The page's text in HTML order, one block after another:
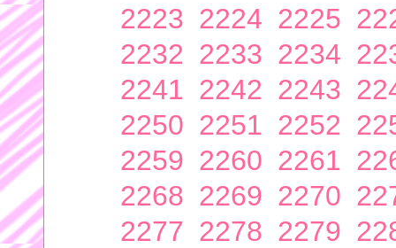
2223 2224 2225
2232 2233 2234
2241 2242 2243
2250 2251 2252
2259 2260 2261
2268 2269 2270
2277 2278 2279